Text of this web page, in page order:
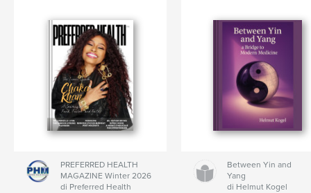
PREFERRED HEALTH
MAGAZINE Winter 2026
di Preferred Health
Between Yin and
Yang
di Helmut Kogel